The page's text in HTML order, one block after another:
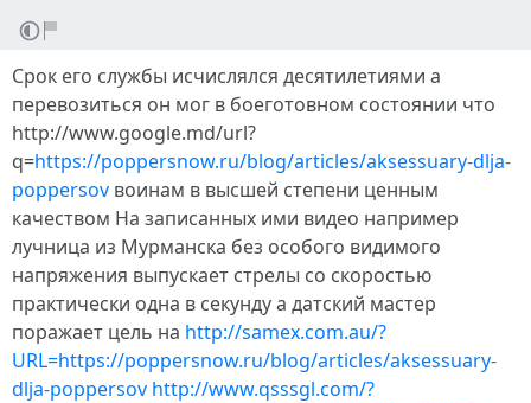
Срок его службы исчислялся десятилетиями а
перевозиться он мог в боеготовном состоянии что
http://www.google.md/url?
q=https://poppersnow.ru/blog/articles/aksessuary-dlja-
poppersov воинам в высшей степени ценным
качеством На записанных ими видео например
лучница из Мурманска без особого видимого
напряжения выпускает стрелы со скоростью
практически одна в секунду а датский мастер
поражает цель на http://samex.com.au/?
URL=https://poppersnow.ru/blog/articles/aksessuary-
dlja-poppersov http://www.qsssgl.com/?